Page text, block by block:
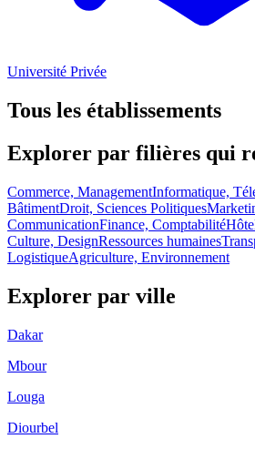
Université Privée
Tous les établissements
Explorer par filières qui
Commerce, ManagementInformatique,
BâtimentDroit, Sciences Politiques
CommunicationFinance, Comptabilité
Culture, DesignRessources humaines
LogistiqueAgriculture, Environnement
Explorer par ville
Dakar
Mbour
Louga
Diourbel